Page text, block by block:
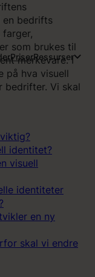
PriserRessurser
en bedrifts
som brukes til
merkevare. I
på hva visuell
Vi skal
identitet?
visuell
identiteter
en ny
skal vi endre